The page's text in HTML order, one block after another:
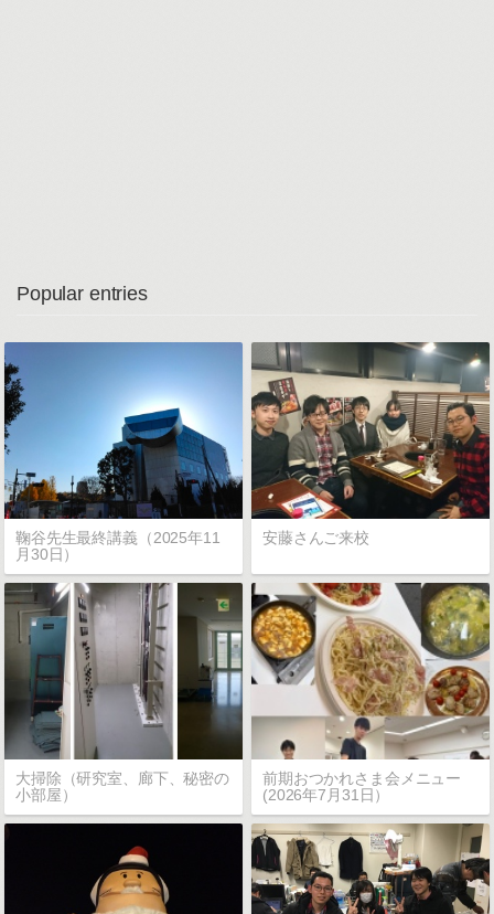
Popular entries
鞠谷先生最終講義（2025年11
月30日）
安藤さんご来校
大掃除（研究室、廊下、秘密の
小部屋）
前期おつかれさま会メニュー
(2026年7月31日）